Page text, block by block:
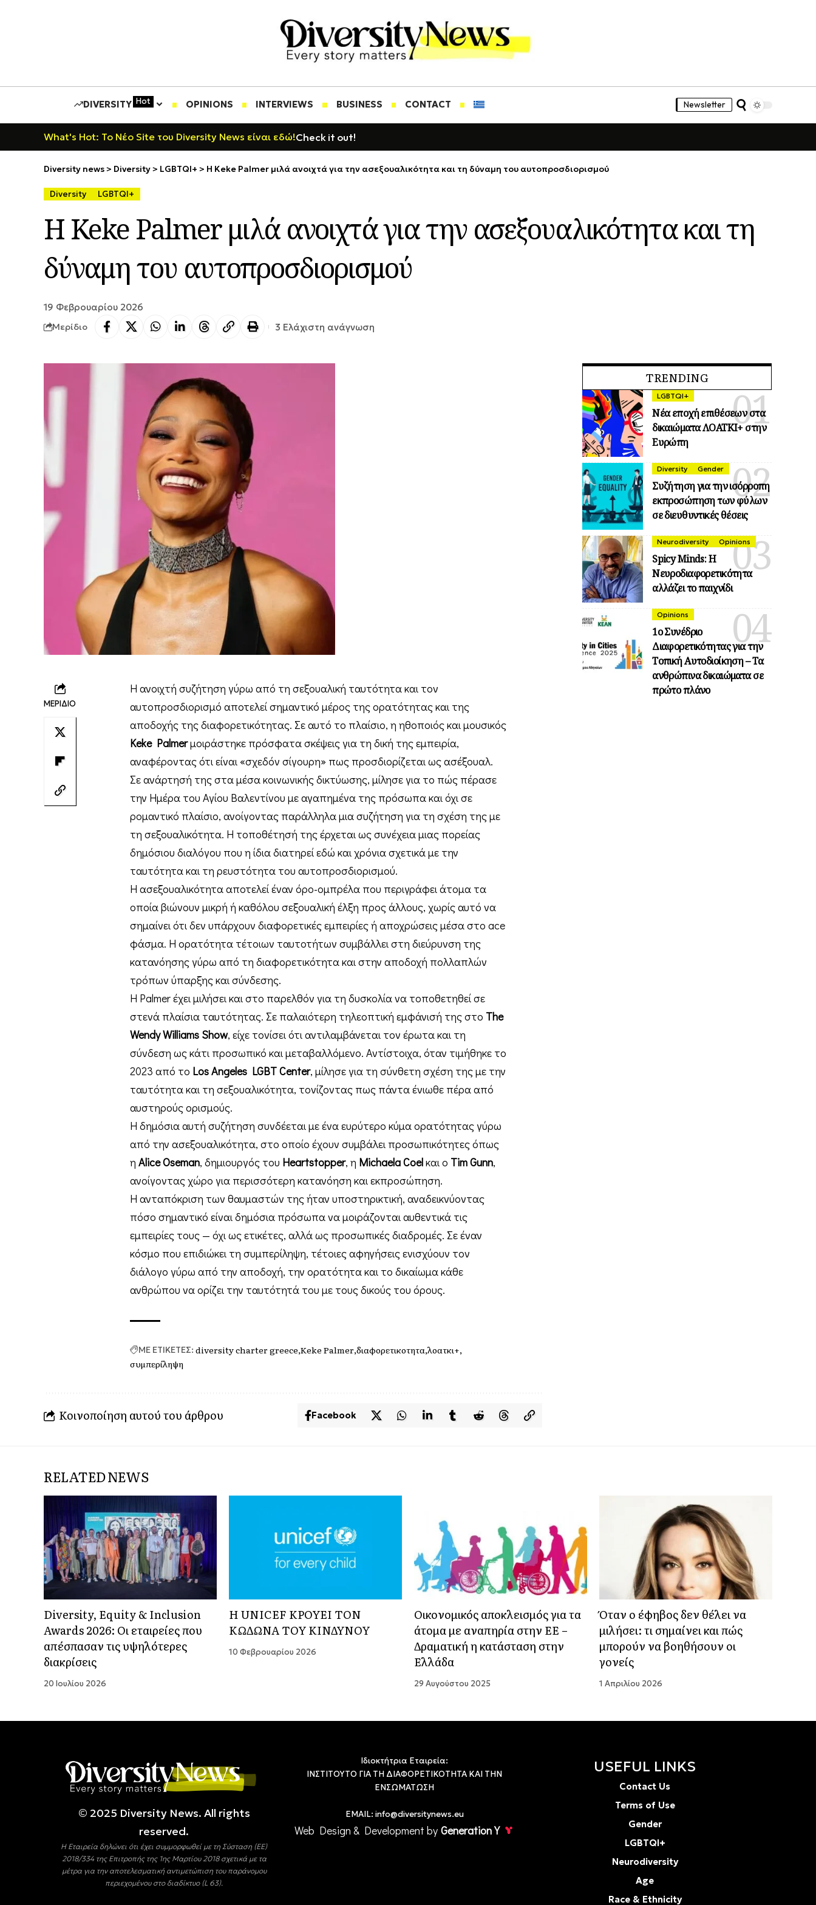
DIVERSITY Hot OPINIONS INTERVIEWS BUSINESS CONTACT Newsletter
What's Hot: Το Νέο Site του Diversity News είναι εδώ!Check it out!
Diversity news> Diversity> LGBTQI+ > Η Keke Palmer μιλά ανοιχτά για την ασεξουαλικότητα και τη δύναμη του αυτοπροσδιορισμού
Diversity LGBTQI+
Η Keke Palmer μιλά ανοιχτά για την ασεξουαλικότητα και τη
δύναμη του αυτοπροσδιορισμού
19 Φεβρουαρίου 2026
Μερίδιο 3 Ελάχιστη ανάγνωση
ΜΕΡΙΔΙΟ
Η ανοιχτή συζήτηση γύρω από τη σεξουαλική ταυτότητα και τον
αυτοπροσδιορισμό αποτελεί σημαντικό μέρος της ορατότητας και της
αποδοχής της διαφορετικότητας. Σε αυτό το πλαίσιο, η ηθοποιός και μουσικός
Keke Palmerμοιράστηκε πρόσφατα σκέψεις για τη δική της εμπειρία,
αναφέροντας ότι είναι «σχεδόν σίγουρη» πως προσδιορίζεται ως ασέξουαλ.
Σε ανάρτησή της στα μέσα κοινωνικής δικτύωσης, μίλησε για το πώς πέρασε
την Ημέρα του Αγίου Βαλεντίνου με αγαπημένα της πρόσωπα και όχι σε
ρομαντικό πλαίσιο, ανοίγοντας παράλληλα μια συζήτηση για τη σχέση της με
τη σεξουαλικότητα. Η τοποθέτησή της έρχεται ως συνέχεια μιας πορείας
δημόσιου διαλόγου που η ίδια διατηρεί εδώ και χρόνια σχετικά με την
ταυτότητα και τη ρευστότητα του αυτοπροσδιορισμού.
Η ασεξουαλικότητα αποτελεί έναν όρο-ομπρέλα που περιγράφει άτομα τα
οποία βιώνουν μικρή ή καθόλου σεξουαλική έλξη προς άλλους, χωρίς αυτό να
σημαίνει ότι δεν υπάρχουν διαφορετικές εμπειρίες ή αποχρώσεις μέσα στο ace
φάσμα. Η ορατότητα τέτοιων ταυτοτήτων συμβάλλει στη διεύρυνση της
κατανόησης γύρω από τη διαφορετικότητα και στην αποδοχή πολλαπλών
τρόπων ύπαρξης και σύνδεσης.
Η Palmer έχει μιλήσει και στο παρελθόν για τη δυσκολία να τοποθετηθεί σε
στενά πλαίσια ταυτότητας. Σε παλαιότερη τηλεοπτική εμφάνισή της στο The
Wendy Williams Show, είχε τονίσει ότι αντιλαμβάνεται τον έρωτα και τη
σύνδεση ως κάτι προσωπικό και μεταβαλλόμενο. Αντίστοιχα, όταν τιμήθηκε το
2023 από το Los Angeles LGBT Center, μίλησε για τη σύνθετη σχέση της με την
ταυτότητα και τη σεξουαλικότητα, τονίζοντας πως πάντα ένιωθε πέρα από
αυστηρούς ορισμούς.
Η δημόσια αυτή συζήτηση συνδέεται με ένα ευρύτερο κύμα ορατότητας γύρω
από την ασεξουαλικότητα, στο οποίο έχουν συμβάλει προσωπικότητες όπως
η Alice Oseman, δημιουργός του Heartstopper, η Michaela Coelκαι ο Tim Gunn,
ανοίγοντας χώρο για περισσότερη κατανόηση και εκπροσώπηση.
Η ανταπόκριση των θαυμαστών της ήταν υποστηρικτική, αναδεικνύοντας
πόσο σημαντικό είναι δημόσια πρόσωπα να μοιράζονται αυθεντικά τις
εμπειρίες τους — όχι ως ετικέτες, αλλά ως προσωπικές διαδρομές. Σε έναν
κόσμο που επιδιώκει τη συμπερίληψη, τέτοιες αφηγήσεις ενισχύουν τον
διάλογο γύρω από την αποδοχή, την ορατότητα και το δικαίωμα κάθε
ανθρώπου να ορίζει την ταυτότητά του με τους δικούς του όρους.
ΜΕ ΕΤΙΚΕΤΕΣ: diversity charter greece Keke Palmer διαφορετικοτητα λοατκι+
συμπερίληψη
Κοινοποίηση αυτού του άρθρου Facebook
TRENDING
LGBTQI+
Νέα εποχή επιθέσεων στα
δικαιώματα ΛΟΑΤΚΙ+ στην
Ευρώπη
Diversity Gender
Συζήτηση για την ισόρροπη
εκπροσώπηση των φύλων
σε διευθυντικές θέσεις
Neurodiversity Opinions
Spicy Minds: Η
Νευροδιαφορετικότητα
αλλάζει το παιχνίδι
Opinions
1ο Συνέδριο
Διαφορετικότητας για την
Τοπική Αυτοδιοίκηση – Τα
ανθρώπινα δικαιώματα σε
πρώτο πλάνο
RELATED NEWS
Diversity, Equity & Inclusion
Awards 2026: Οι εταιρείες που
απέσπασαν τις υψηλότερες
διακρίσεις
20 Ιουλίου 2026
Η UNICEF ΚΡΟΥΕΙ ΤΟΝ
ΚΩΔΩΝΑ ΤΟΥ ΚΙΝΔΥΝΟΥ
10 Φεβρουαρίου 2026
Οικονομικός αποκλεισμός για τα
άτομα με αναπηρία στην ΕΕ –
Δραματική η κατάσταση στην
Ελλάδα
29 Αυγούστου 2025
Όταν ο έφηβος δεν θέλει να
μιλήσει: τι σημαίνει και πώς
μπορούν να βοηθήσουν οι
γονείς
1 Απριλίου 2026
© 2025 Diversity Νews. All rights
reserved.
Η Εταιρεία δηλώνει ότι έχει συμμορφωθεί με τη Σύσταση (ΕΕ)
2018/334 της Επιτροπής της 1ης Μαρτίου 2018 σχετικά με τα
μέτρα για την αποτελεσματική αντιμετώπιση του παράνομου
περιεχομένου στο διαδίκτυο (L 63).
Ιδιοκτήτρια Εταιρεία:
ΙΝΣΤΙΤΟΥΤΟ ΓΙΑ ΤΗ ΔΙΑΦΟΡΕΤΙΚΟΤΗΤΑ ΚΑΙ ΤΗΝ
ΕΝΣΩΜΑΤΩΣΗ
EMAIL: info@diversitynews.eu
Web Design & Development by Generation Y
USEFUL LINKS
Contact Us
Terms of Use
Gender
LGBTQI+
Neurodiversity
Age
Race & Ethnicity